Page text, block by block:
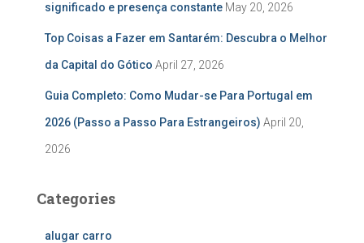
significado e presença constante May 20, 2026
Top Coisas a Fazer em Santarém: Descubra o Melhor
da Capital do Gótico April 27, 2026
Guia Completo: Como Mudar-se Para Portugal em
2026 (Passo a Passo Para Estrangeiros) April 20,
2026
Categories
alugar carro